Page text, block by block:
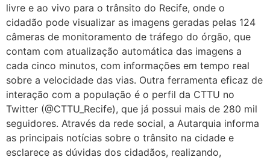
livre e ao vivo para o trânsito do Recife, onde o
cidadão pode visualizar as imagens geradas pelas 124
câmeras de monitoramento de tráfego do órgão, que
contam com atualização automática das imagens a
cada cinco minutos, com informações em tempo real
sobre a velocidade das vias. Outra ferramenta eficaz de
interação com a população é o perfil da CTTU no
Twitter (@CTTU_Recife), que já possui mais de 280 mil
seguidores. Através da rede social, a Autarquia informa
as principais notícias sobre o trânsito na cidade e
esclarece as dúvidas dos cidadãos, realizando,